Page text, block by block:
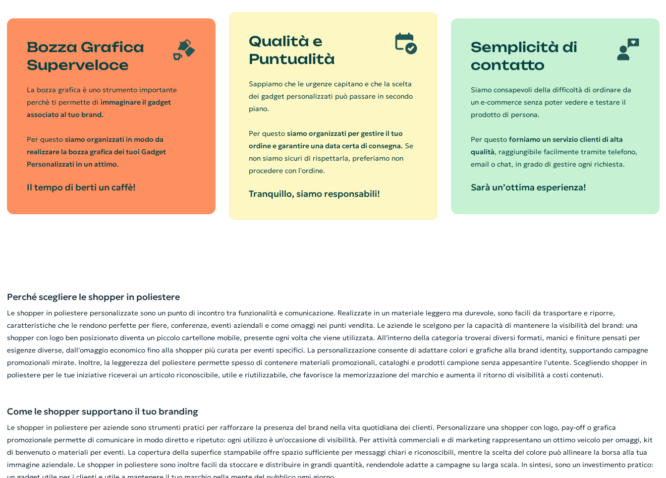
Bozza Grafica
Superveloce
La bozza grafica è uno strumento importante
perchè ti permette di immaginare il gadget
associato al tuo brand.
Per questo siamo organizzati in modo da
realizzare la bozza grafica dei tuoi Gadget
Personalizzati in un attimo.
Il tempo di berti un caffè!
Qualità e
Puntualità
Sappiamo che le urgenze capitano e che la scelta
dei gadget personalizzati può passare in secondo
piano.
Per questo siamo organizzati per gestire il tuo
ordine e garantire una data certa di consegna. Se
non siamo sicuri di rispettarla, preferiamo non
procedere con l'ordine.
Tranquillo, siamo responsabili!
Semplicità di
contatto
Siamo consapevoli della difficoltà di ordinare da
un e-commerce senza poter vedere e testare il
prodotto di persona.
Per questo forniamo un servizio clienti di alta
qualità, raggiungibile facilmente tramite telefono,
email o chat, in grado di gestire ogni richiesta.
Sarà un’ottima esperienza!
Perché scegliere le shopper in poliestere
Le shopper in poliestere personalizzate sono un punto di incontro tra funzionalità e comunicazione. Realizzate in un materiale leggero ma durevole, sono facili da trasportare e riporre,
caratteristiche che le rendono perfette per fiere, conferenze, eventi aziendali e come omaggi nei punti vendita. Le aziende le scelgono per la capacità di mantenere la visibilità del brand: una
shopper con logo ben posizionato diventa un piccolo cartellone mobile, presente ogni volta che viene utilizzata. All'interno della categoria troverai diversi formati, manici e finiture pensati per
esigenze diverse, dall'omaggio economico fino alla shopper più curata per eventi specifici. La personalizzazione consente di adattare colori e grafiche alla brand identity, supportando campagne
promozionali mirate. Inoltre, la leggerezza del poliestere permette spesso di contenere materiali promozionali, cataloghi e prodotti campione senza appesantire l'utente. Scegliendo shopper in
poliestere per le tue iniziative riceverai un articolo riconoscibile, utile e riutilizzabile, che favorisce la memorizzazione del marchio e aumenta il ritorno di visibilità a costi contenuti.
Come le shopper supportano il tuo branding
Le shopper in poliestere per aziende sono strumenti pratici per rafforzare la presenza del brand nella vita quotidiana dei clienti. Personalizzare una shopper con logo, pay-off o grafica
promozionale permette di comunicare in modo diretto e ripetuto: ogni utilizzo è un'occasione di visibilità. Per attività commerciali e di marketing rappresentano un ottimo veicolo per omaggi, kit
di benvenuto o materiali per eventi. La copertura della superfice stampabile offre spazio sufficiente per messaggi chiari e riconoscibili, mentre la scelta del colore può allineare la borsa alla tua
immagine aziendale. Le shopper in poliestere sono inoltre facili da stoccare e distribuire in grandi quantità, rendendole adatte a campagne su larga scala. In sintesi, sono un investimento pratico: